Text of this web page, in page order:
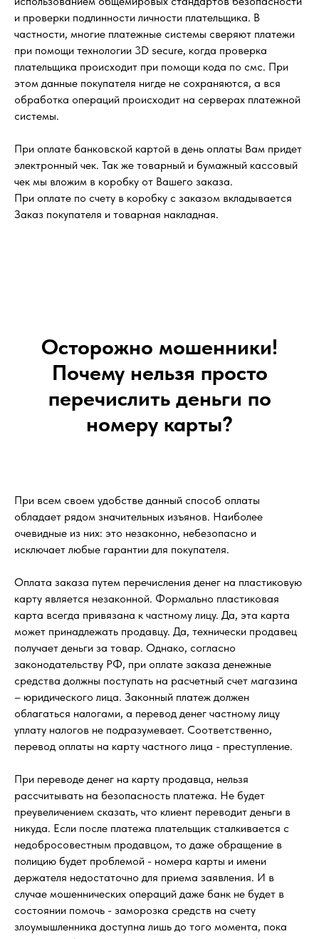
и проверки подлинности личности плательщика. В
частности, многие платежные системы сверяют платежи
при помощи технологии 3D secure, когда проверка
плательщика происходит при помощи кода по смс. При
этом данные покупателя нигде не сохраняются, а вся
обработка операций происходит на серверах платежной
системы.
При оплате банковской картой в день оплаты Вам придет
электронный чек. Так же товарный и бумажный кассовый
чек мы вложим в коробку от Вашего заказа.
При оплате по счету в коробку с заказом вкладывается
Заказ покупателя и товарная накладная.
Осторожно мошенники!
Почему нельзя просто
перечислить деньги по
номеру карты?
При всем своем удобстве данный способ оплаты
обладает рядом значительных изъянов. Наиболее
очевидные из них: это незаконно, небезопасно и
исключает любые гарантии для покупателя.
Оплата заказа путем перечисления денег на пластиковую
карту является незаконной. Формально пластиковая
карта всегда привязана к частному лицу. Да, эта карта
может принадлежать продавцу. Да, технически продавец
получает деньги за товар. Однако, согласно
законодательству РФ, при оплате заказа денежные
средства должны поступать на расчетный счет магазина
– юридического лица. Законный платеж должен
облагаться налогами, а перевод денег частному лицу
уплату налогов не подразумевает. Соответственно,
перевод оплаты на карту частного лица - преступление.
При переводе денег на карту продавца, нельзя
рассчитывать на безопасность платежа. Не будет
преувеличением сказать, что клиент переводит деньги в
никуда. Если после платежа плательщик сталкивается с
недобросовестным продавцом, то даже обращение в
полицию будет проблемой - номера карты и имени
держателя недостаточно для приема заявления. И в
случае мошеннических операций даже банк не будет в
состоянии помочь - заморозка средств на счету
злоумышленника доступна лишь до того момента, пока